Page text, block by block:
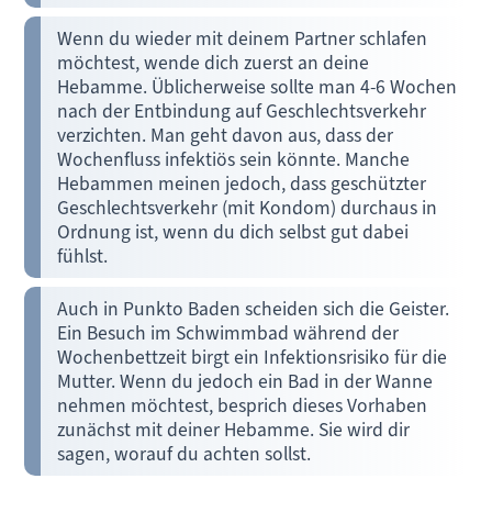
Wenn du wieder mit deinem Partner schlafen
möchtest, wende dich zuerst an deine
Hebamme. Üblicherweise sollte man 4-6 Wochen
nach der Entbindung auf Geschlechtsverkehr
verzichten. Man geht davon aus, dass der
Wochenfluss infektiös sein könnte. Manche
Hebammen meinen jedoch, dass geschützter
Geschlechtsverkehr (mit Kondom) durchaus in
Ordnung ist, wenn du dich selbst gut dabei
fühlst.
Auch in Punkto Baden scheiden sich die Geister.
Ein Besuch im Schwimmbad während der
Wochenbettzeit birgt ein Infektionsrisiko für die
Mutter. Wenn du jedoch ein Bad in der Wanne
nehmen möchtest, besprich dieses Vorhaben
zunächst mit deiner Hebamme. Sie wird dir
sagen, worauf du achten sollst.